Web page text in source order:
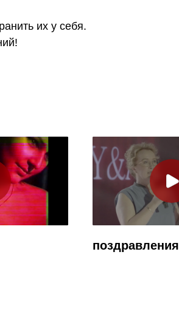
их у себя.
поздравления